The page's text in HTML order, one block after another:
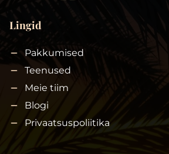
Lingid
Pakkumised
Teenused
Meie tiim
Blogi
Privaatsuspoliitika